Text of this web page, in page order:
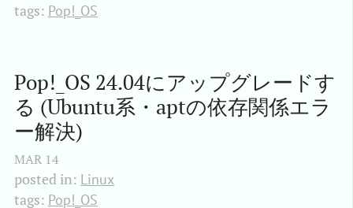
tags: Pop!_OS
Pop!_OS 24.04にアップグレードす
る (Ubuntu系・aptの依存関係エラ
ー解決)
MAR 14
posted in: Linux
tags: Pop!_OS